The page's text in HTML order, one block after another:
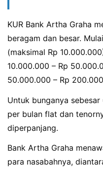
KUR Bank Artha Graha
beragam dan besar.
(maksimal Rp
10.000.000 – Rp
50.000.000 – Rp
Untuk bunganya
per bulan flat dan
diperpanjang.
Bank Artha Graha
para nasabahnya,